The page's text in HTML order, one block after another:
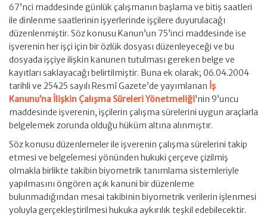
67’nci maddesinde günlük çalışmanın başlama ve bitiş saatleri
ile dinlenme saatlerinin işyerlerinde işçilere duyurulacağı
düzenlenmiştir. Söz konusu Kanun’un 75’inci maddesinde ise
işverenin her işçi için bir özlük dosyası düzenleyeceği ve bu
dosyada işçiye ilişkin kanunen tutulması gereken belge ve
kayıtları saklayacağı belirtilmiştir. Buna ek olarak; 06.04.2004
tarihli ve 25425 sayılı Resmî Gazete’de yayımlanan İş
Kanunu’na İlişkin Çalışma Süreleri Yönetmeliği’nin 9’uncu
maddesinde işverenin, işçilerin çalışma sürelerini uygun araçlarla
belgelemek zorunda olduğu hüküm altına alınmıştır.
Söz konusu düzenlemeler ile işverenin çalışma sürelerini takip
etmesi ve belgelemesi yönünden hukuki çerçeve çizilmiş
olmakla birlikte takibin biyometrik tanımlama sistemleriyle
yapılmasını öngören açık kanuni bir düzenleme
bulunmadığından mesai takibinin biyometrik verilerin işlenmesi
yoluyla gerçekleştirilmesi hukuka aykırılık teşkil edebilecektir.